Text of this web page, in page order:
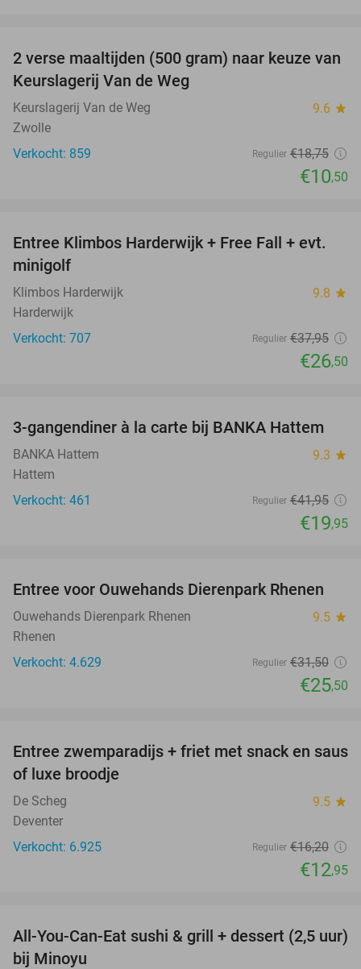
44%
2 verse maaltijden (500 gram) naar keuze van
Keurslagerij Van de Weg
Keurslagerij Van de Weg 9.6 star
Zwolle
Verkocht: 859
Regulier €18,75
€10,50
30%
Entree Klimbos Harderwijk + Free Fall + evt.
minigolf
Klimbos Harderwijk 9.8 star
Harderwijk
Verkocht: 707
Regulier €37,95
€26,50
52%
3-gangendiner à la carte bij BANKA Hattem
BANKA Hattem 9.3 star
Hattem
Verkocht: 461
Regulier €41,95
€19,95
19%
Entree voor Ouwehands Dierenpark Rhenen
Ouwehands Dierenpark Rhenen 9.5 star
Rhenen
Verkocht: 4.629
Regulier €31,50
€25,50
20%
Entree zwemparadijs + friet met snack en saus
of luxe broodje
De Scheg 9.5 star
Deventer
Verkocht: 6.925
Regulier €16,20
€12,95
19%
All-You-Can-Eat sushi & grill + dessert (2,5 uur)
bij Minoyu